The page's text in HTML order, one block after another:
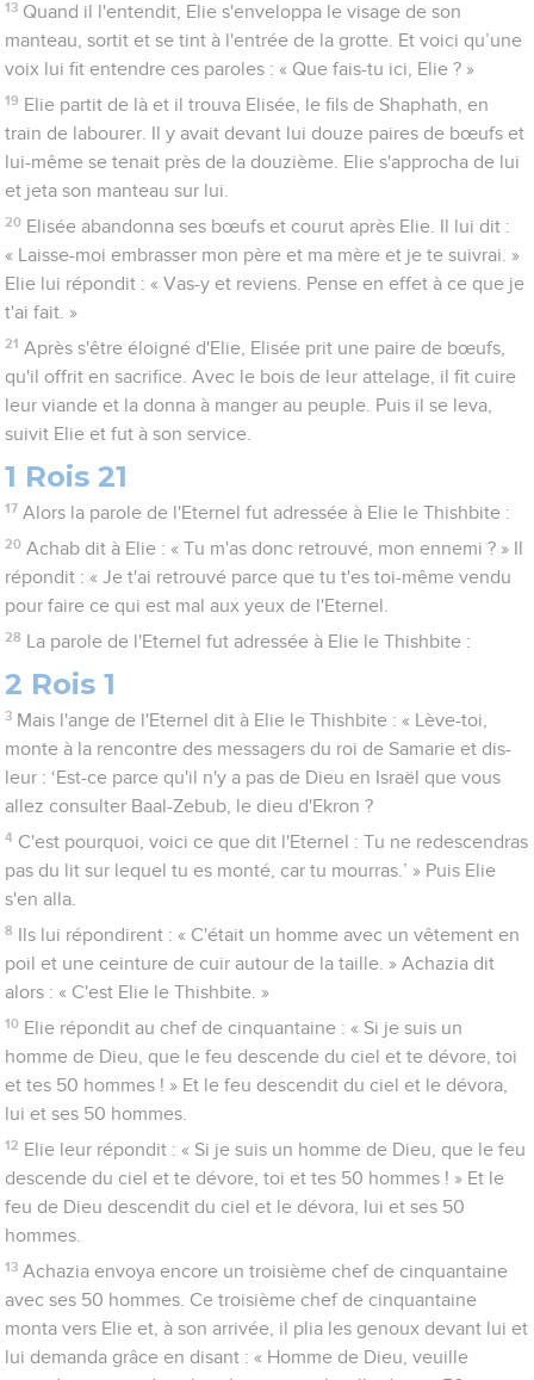
13 Quand il l'entendit, Elie s'enveloppa le visage de son
manteau, sortit et se tint à l'entrée de la grotte. Et voici qu’une
voix lui fit entendre ces paroles : « Que fais-tu ici, Elie ? »
19 Elie partit de là et il trouva Elisée, le fils de Shaphath, en
train de labourer. Il y avait devant lui douze paires de bœufs et
lui-même se tenait près de la douzième. Elie s'approcha de lui
et jeta son manteau sur lui.
20 Elisée abandonna ses bœufs et courut après Elie. Il lui dit :
« Laisse-moi embrasser mon père et ma mère et je te suivrai. »
Elie lui répondit : « Vas-y et reviens. Pense en effet à ce que je
t'ai fait. »
21 Après s'être éloigné d'Elie, Elisée prit une paire de bœufs,
qu'il offrit en sacrifice. Avec le bois de leur attelage, il fit cuire
leur viande et la donna à manger au peuple. Puis il se leva,
suivit Elie et fut à son service.
1 Rois 21
17 Alors la parole de l'Eternel fut adressée à Elie le Thishbite :
20 Achab dit à Elie : « Tu m'as donc retrouvé, mon ennemi ? » Il
répondit : « Je t'ai retrouvé parce que tu t'es toi-même vendu
pour faire ce qui est mal aux yeux de l'Eternel.
28 La parole de l'Eternel fut adressée à Elie le Thishbite :
2 Rois 1
3 Mais l'ange de l'Eternel dit à Elie le Thishbite : « Lève-toi,
monte à la rencontre des messagers du roi de Samarie et dis-
leur : ‘Est-ce parce qu'il n'y a pas de Dieu en Israël que vous
allez consulter Baal-Zebub, le dieu d'Ekron ?
4 C'est pourquoi, voici ce que dit l'Eternel : Tu ne redescendras
pas du lit sur lequel tu es monté, car tu mourras.’ » Puis Elie
s'en alla.
8
Ils lui répondirent : « C'était un homme avec un vêtement en
poil et une ceinture de cuir autour de la taille. » Achazia dit
alors : « C'est Elie le Thishbite. »
10 Elie répondit au chef de cinquantaine : « Si je suis un
homme de Dieu, que le feu descende du ciel et te dévore, toi
et tes 50 hommes ! » Et le feu descendit du ciel et le dévora,
lui et ses 50 hommes.
12 Elie leur répondit : « Si je suis un homme de Dieu, que le feu
descende du ciel et te dévore, toi et tes 50 hommes ! » Et le
feu de Dieu descendit du ciel et le dévora, lui et ses 50
hommes.
13 Achazia envoya encore un troisième chef de cinquantaine
avec ses 50 hommes. Ce troisième chef de cinquantaine
monta vers Elie et, à son arrivée, il plia les genoux devant lui et
lui demanda grâce en disant : « Homme de Dieu, veuille